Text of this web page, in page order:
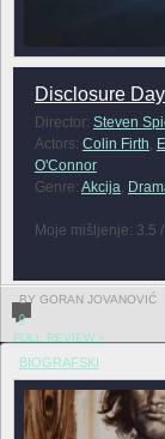
Disclosure
Director: Steven
Actors: Colin Firth,
O'Connor
Genre: Akcija,
Moje mišljenje: 3.5
BY GORAN JOVANOVIĆ
0
FULL REVIEW »
BIOGRAFSKI